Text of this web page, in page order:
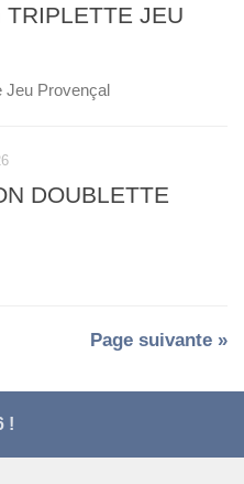
JEU
Jeu Provençal
DOUBLETTE
Page suivante »
!